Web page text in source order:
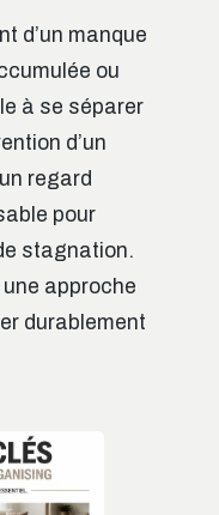
d’un manque
ou
à se séparer
d’un
regard
pour
stagnation.
approche
durablement